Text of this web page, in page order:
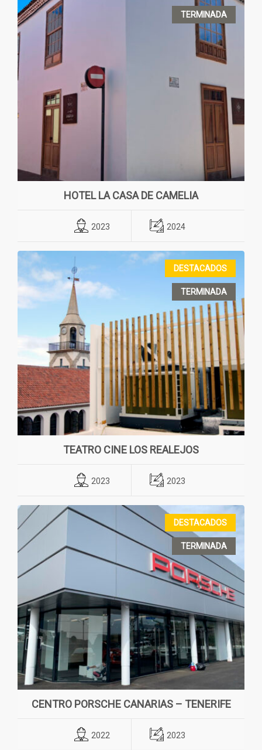
TERMINADA
HOTEL LA CASA DE CAMELIA
2023 2024
DESTACADOS
TERMINADA
TEATRO CINE LOS REALEJOS
2023 2023
DESTACADOS
TERMINADA
CENTRO PORSCHE CANARIAS – TENERIFE
2022 2023